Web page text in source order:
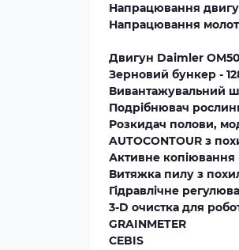
Напрацювання
Напрацювання
Двигун Daimler
Зерновий бункер -
Вивантажувальний
Подрібнювач
Розкидач полови,
AUTOCONTOUR з
Активне копіювання
Витяжка пилу з
Гідравлічне
3-D очистка для
GRAINMETER
CEBIS